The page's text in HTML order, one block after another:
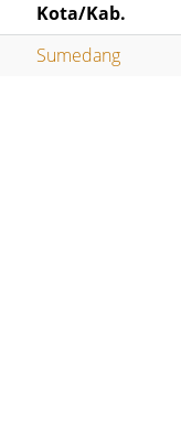
Kota/Kab.
Sumedang